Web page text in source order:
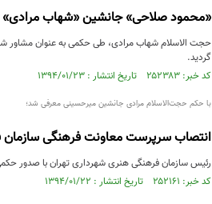
«محمود صلاحی» جانشین «شهاب
حجت الاسلام شهاب مرادی، طی حکمی به عنوان مشاور
گردید.
کد خبر: ۲۵۲۳۸۳ تاریخ انتشار : ۱۳۹۴/۰۱/۲۳
با حکم حجت‌الاسلام مرادی جانشین میرحسینی معرفی شد؛
انتصاب سرپرست معاونت فرهنگی
رئیس سازمان فرهنگی هنری شهرداری تهران با صدور
کد خبر: ۲۵۲۱۶۱ تاریخ انتشار : ۱۳۹۴/۰۱/۲۲